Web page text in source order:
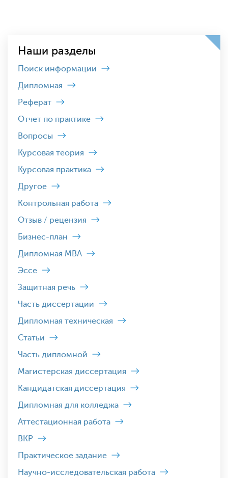
Наши разделы
Поиск информации
Дипломная
Реферат
Отчет по практике
Вопросы
Курсовая теория
Курсовая практика
Другое
Контрольная работа
Отзыв / рецензия
Бизнес-план
Дипломная MBA
Эссе
Защитная речь
Часть диссертации
Дипломная техническая
Статьи
Часть дипломной
Магистерская диссертация
Кандидатская диссертация
Дипломная для колледжа
Аттестационная работа
ВКР
Практическое задание
Научно-исследовательская работа